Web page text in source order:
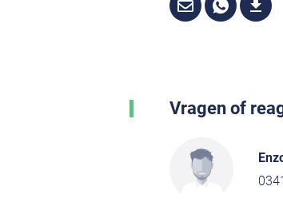
Vragen of